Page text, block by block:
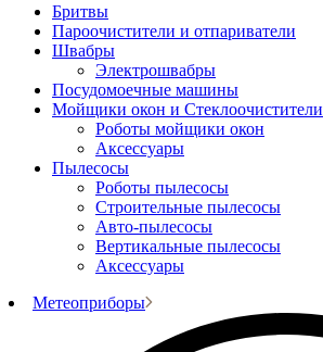
Бритвы
Пароочистители и отпариватели
Швабры
Электрошвабры
Посудомоечные машины
Мойщики окон и Стеклоочистители
Роботы мойщики окон
Аксессуары
Пылесосы
Роботы пылесосы
Строительные пылесосы
Авто-пылесосы
Вертикальные пылесосы
Аксессуары
Метеоприборы